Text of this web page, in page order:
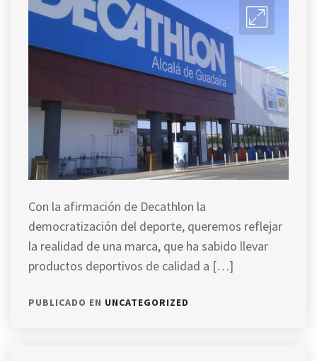
Con la afirmación de Decathlon la
democratización del deporte, queremos reflejar
la realidad de una marca, que ha sabido llevar
productos deportivos de calidad a […]
PUBLICADO EN UNCATEGORIZED